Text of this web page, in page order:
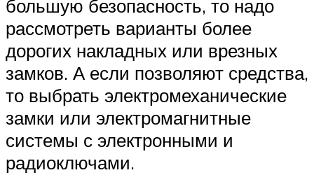
большую безопасность, то надо
рассмотреть варианты более
дорогих накладных или врезных
замков. А если позволяют средства,
то выбрать электромеханические
замки или электромагнитные
системы с электронными и
радиоключами.